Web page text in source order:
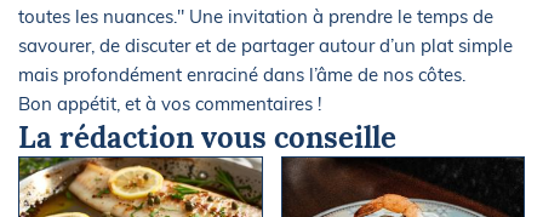
toutes les nuances." Une invitation à prendre le temps de
savourer, de discuter et de partager autour d’un plat simple
mais profondément enraciné dans l’âme de nos côtes.
Bon appétit, et à vos commentaires !
La rédaction vous conseille